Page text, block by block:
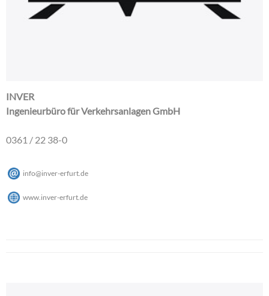
INVER
Ingenieurbüro für Verkehrsanlagen GmbH
0361 / 22 38-0
info@inver-erfurt de
www.inver-erfurt.de